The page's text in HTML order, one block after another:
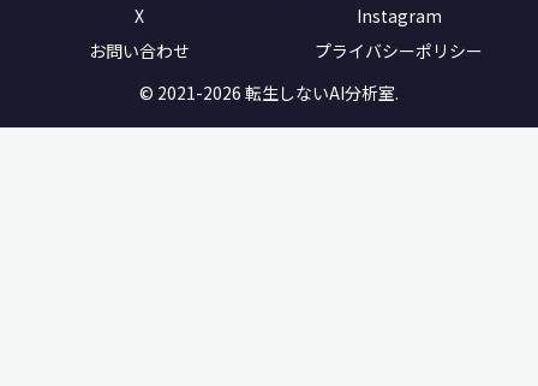
X
Instagram
お問い合わせ
プライバシーポリシー
© 2021-2026 転生しないAI分析室.